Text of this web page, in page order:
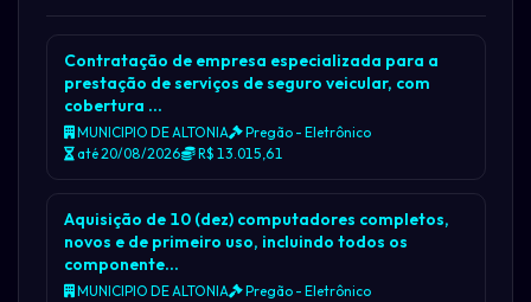
Contratação de empresa especializada para a
prestação de serviços de seguro veicular, com
cobertura …
MUNICIPIO DE ALTONIA
Pregão - Eletrônico
até 20/08/2026
R$ 13.015,61
Aquisição de 10 (dez) computadores completos,
novos e de primeiro uso, incluindo todos os
componente…
MUNICIPIO DE ALTONIA
Pregão - Eletrônico